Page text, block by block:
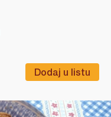
Dodaj u listu